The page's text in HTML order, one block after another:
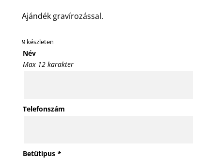
Ajándék gravírozással.
9 készleten
Név
Max 12 karakter
Telefonszám
Betűtípus *